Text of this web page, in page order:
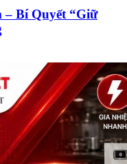
– Bí Quyết “Giữ